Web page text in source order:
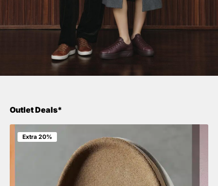
Outlet Deals*
Extra 20%